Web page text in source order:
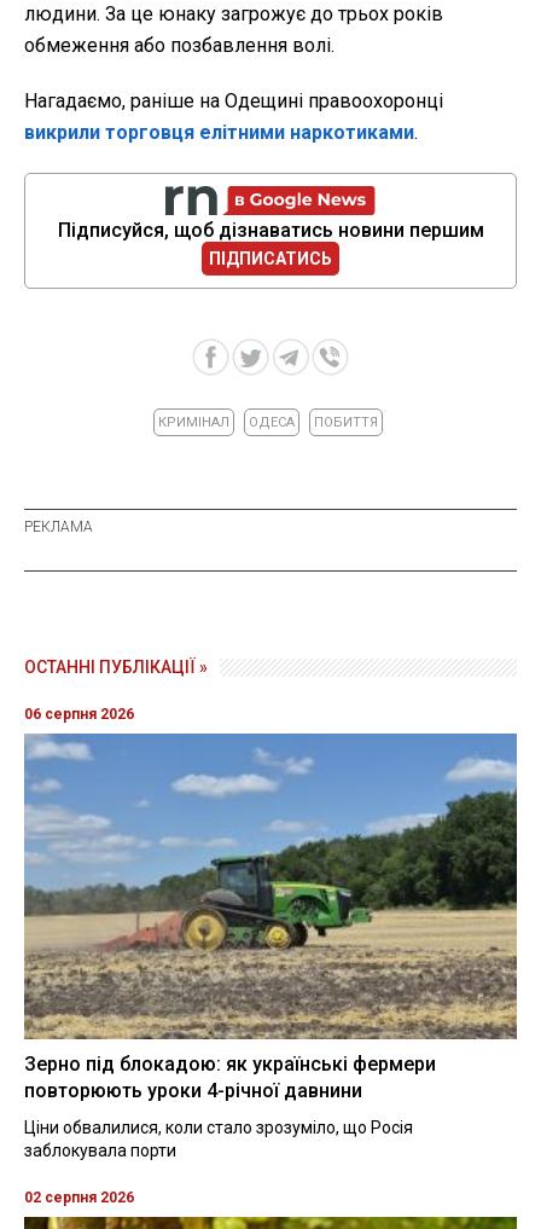
людини. За це юнаку загрожує до трьох років
обмеження або позбавлення волі.
Нагадаємо, раніше на Одещині правоохоронці
викрили торговця елітними наркотиками.
Підписуйся, щоб дізнаватись новини першим
ПІДПИСАТИСЬ
КРИМІНАЛ ОДЕСА ПОБИТТЯ
ОСТАННІ ПУБЛІКАЦІЇ »
06 серпня 2026
Зерно під блокадою: як українські фермери
повторюють уроки 4-річної давнини
Ціни обвалилися, коли стало зрозуміло, що Росія
заблокувала порти
02 серпня 2026